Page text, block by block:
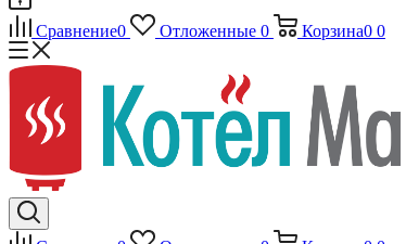
Сравнение0 Отложенные 0 Корзина0 0